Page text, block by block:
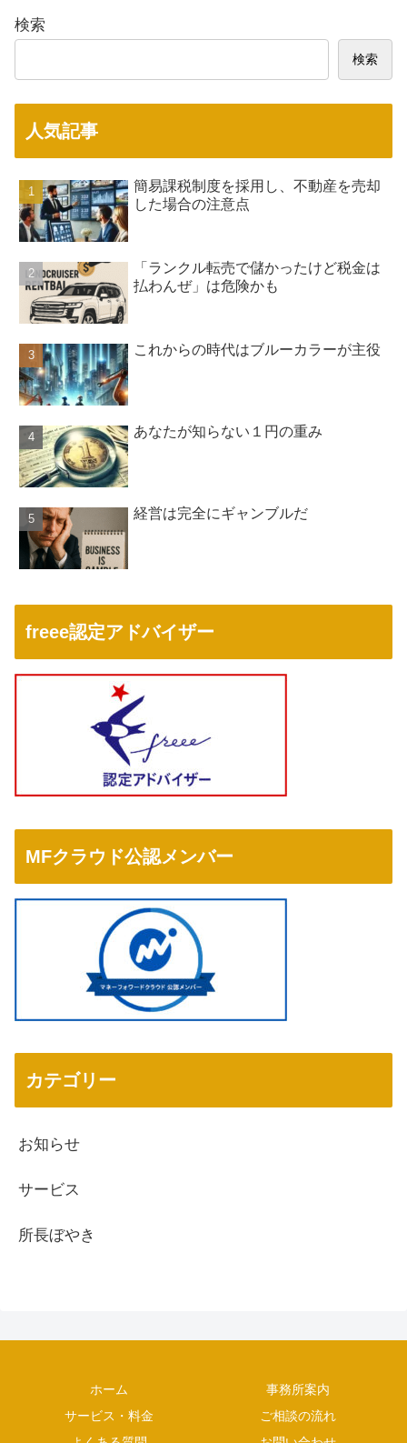
検索
検索
人気記事
簡易課税制度を採用し、不動産を売却
した場合の注意点
「ランクル転売で儲かったけど税金は
払わんぜ」は危険かも
これからの時代はブルーカラーが主役
あなたが知らない１円の重み
経営は完全にギャンブルだ
freee認定アドバイザー
MFクラウド公認メンバー
カテゴリー
お知らせ
サービス
所長ぼやき
ホーム
事務所案内
サービス・料金
ご相談の流れ